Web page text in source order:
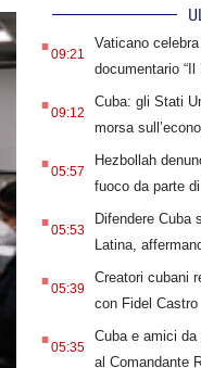
.09:21
Vaticano
documentario “Il
.09:12
Cuba: gli Stati
morsa
.05:57
Hezbollah
fuoco da parte
.05:53
Difendere Cuba
Latina,
.05:39
Creatori cubani
con Fidel Castro
.05:35
Cuba e amici
al Comandante